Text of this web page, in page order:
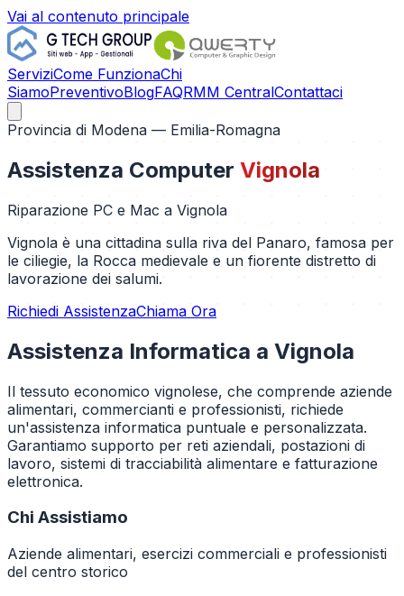
Vai al contenuto principale
ServiziCome FunzionaChi
SiamoPreventivoBlogFAQRMM CentralContattaci
Provincia di Modena — Emilia-Romagna
Assistenza Computer Vignola
Riparazione PC e Mac a Vignola
Vignola è una cittadina sulla riva del Panaro, famosa per
le ciliegie, la Rocca medievale e un fiorente distretto di
lavorazione dei salumi.
Richiedi AssistenzaChiama Ora
Assistenza Informatica a Vignola
Il tessuto economico vignolese, che comprende aziende
alimentari, commercianti e professionisti, richiede
un'assistenza informatica puntuale e personalizzata.
Garantiamo supporto per reti aziendali, postazioni di
lavoro, sistemi di tracciabilità alimentare e fatturazione
elettronica.
Chi Assistiamo
Aziende alimentari, esercizi commerciali e professionisti
del centro storico